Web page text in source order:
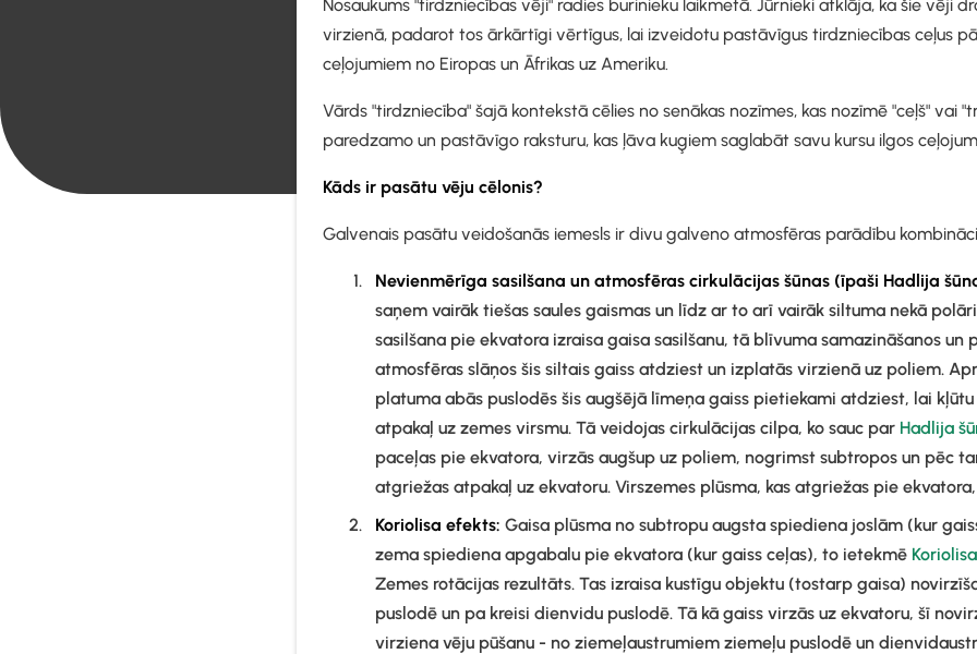
Nosaukums "tirdzniecības vēji" radies burinieku laikmetā. Jūrnieki atklāja, ka šie vēji
virzienā, padarot tos ārkārtīgi vērtīgus, lai izveidotu pastāvīgus tirdzniecības ceļus
ceļojumiem no Eiropas un Āfrikas uz Ameriku.
Vārds "tirdzniecība" šajā kontekstā cēlies no senākas nozīmes, kas nozīmē "ceļš" vai
paredzamo un pastāvīgo raksturu, kas ļāva kuģiem saglabāt savu kursu ilgos
Kāds ir pasātu vēju cēlonis?
Galvenais pasātu veidošanās iemesls ir divu galveno atmosfēras parādību
Nevienmērīga sasilšana un atmosfēras cirkulācijas šūnas (īpaši Hadlija
saņem vairāk tiešas saules gaismas un līdz ar to arī vairāk siltuma nekā
sasilšana pie ekvatora izraisa gaisa sasilšanu, tā blīvuma samazināšanos un
atmosfēras slāņos šis siltais gaiss atdziest un izplatās virzienā uz poliem.
platuma abās puslodēs šis augšējā līmeņa gaiss pietiekami atdziest, lai
atpakaļ uz zemes virsmu. Tā veidojas cirkulācijas cilpa, ko sauc par Hadlija
paceļas pie ekvatora, virzās augšup uz poliem, nogrimst subtropos un pēc
atgriežas atpakaļ uz ekvatoru. Virszemes plūsma, kas atgriežas pie
Koriolisa efekts: Gaisa plūsma no subtropu augsta spiediena joslām (kur
zema spiediena apgabalu pie ekvatora (kur gaiss ceļas), to ietekmē
Zemes rotācijas rezultāts. Tas izraisa kustīgu objektu (tostarp gaisa)
puslodē un pa kreisi dienvidu puslodē. Tā kā gaiss virzās uz ekvatoru, šī
virziena vēju pūšanu - no ziemeļaustrumiem ziemeļu puslodē un